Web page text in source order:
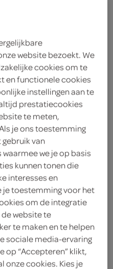
zichtbaar bij de
wél automatisch
website bezoekt. We
cookies om te
en functionele cookies
instellingen aan te
prestatiecookies
te meten,
je ons toestemming
van
we je op basis
kunnen tonen die
interesses en
je toestemming voor het
om de integratie
website te
te maken en te helpen
sociale media-ervaring
op “Accepteren” klikt,
onze cookies. Kies je